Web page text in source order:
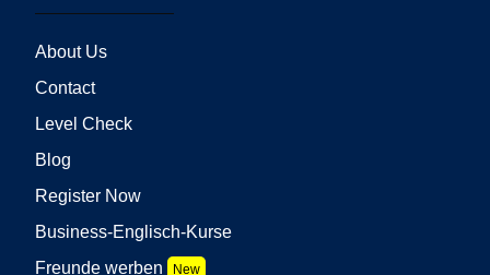
About Us
Contact
Level Check
Blog
Register Now
Business-Englisch-Kurse
Freunde werben
New